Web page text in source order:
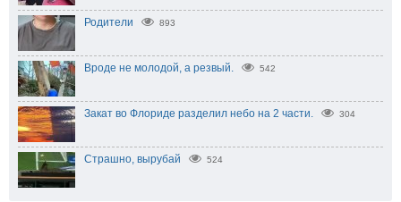
Родители 893
Вроде не молодой, а резвый. 542
Закат во Флориде разделил небо на 2 части. 304
Страшно, вырубай 524